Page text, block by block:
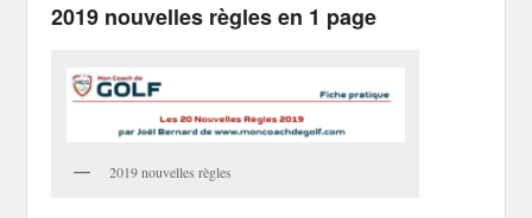
2019 nouvelles règles en 1 page
2019 nouvelles règles